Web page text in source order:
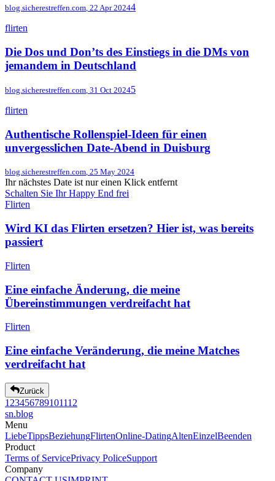
blog.sicherestreffen.com, 22 Apr 20244
flirten
Die Dos und Don’ts des Einstiegs in die DMs von
jemandem in Deutschland
blog.sicherestreffen.com 31 Oct 20245
flirten
Authentische Rollenspiel-Ideen für einen
unvergesslichen Date-Abend in Duisburg
blog.sicherestreffen.com, 25 May 2024
Ihr nächstes Date ist nur einen Klick entfernt
Schalten Sie Ihr Happy End frei
Flirten
Wird KI das Flirten ersetzen? Hier ist, was bereits
passiert
Flirten
Eine einfache Änderung, die meine
Übereinstimmungen verdreifacht hat
Flirten
Eine einfache Veränderung, die meine Matches
verdreifacht hat
Zurück
1 23456789101112
sn.blog
Menu
LiebeTippsBeziehungFlirtenOnline-DatingAltenEinzelBeenden
Product
Terms of ServicePrivacy PoliceSupport
Company